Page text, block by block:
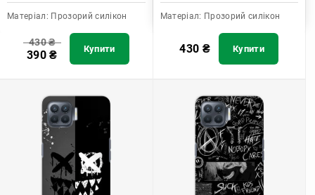
Матеріал: Прозорий силікон
430₴
390₴ Купити
Матеріал: Прозорий силікон
430 ₴ Купити